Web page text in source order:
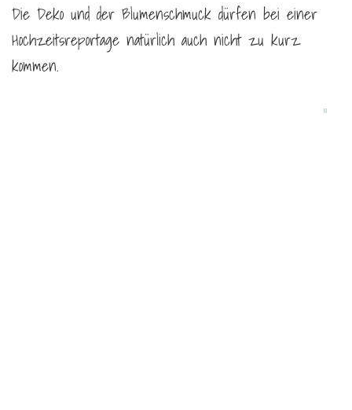
Die Deko und der Blumenschmuck dürfen bei einer
Hochzeitsreportage natürlich auch nicht zu kurz
kommen.